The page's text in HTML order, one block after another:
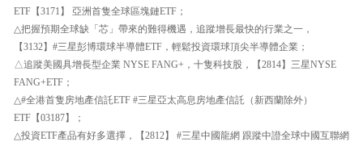
ETF【3171】 亞洲首隻全球區塊鏈ETF；
△把握預期全球缺「芯」帶來的難得機遇，追蹤增長最快的行業之一，
【3132】#三星彭博環球半導體ETF，輕鬆投資環球頂尖半導體企業；
△追蹤美國具增長型企業 NYSE FANG+，十隻科技股，【2814】三星NYSE
FANG+ETF；
△#全港首隻房地產信託ETF #三星亞太高息房地產信託（新西蘭除外）
ETF【03187】；
△投資ETF產品有好多選擇，【2812】 #三星中國龍網 跟蹤中證全球中國互聯網